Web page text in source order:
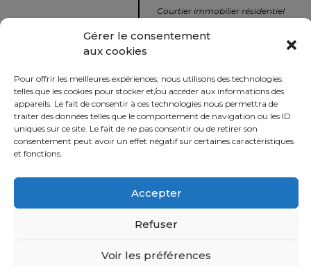
Gérer le consentement
aux cookies
Pour offrir les meilleures expériences, nous utilisons des technologies
telles que les cookies pour stocker et/ou accéder aux informations des
appareils. Le fait de consentir à ces technologies nous permettra de
traiter des données telles que le comportement de navigation ou les ID
uniques sur ce site. Le fait de ne pas consentir ou de retirer son
consentement peut avoir un effet négatif sur certaines caractéristiques
et fonctions.
Accepter
Refuser
Voir les préférences
immobilier
vers
la
tranquillité
d’esprit
défi
Courtier immobilier résidentiel
450 229-2992
50 rue morin,
Sainte-Adèle, Québec
J8B 2P7
Partager
Politique